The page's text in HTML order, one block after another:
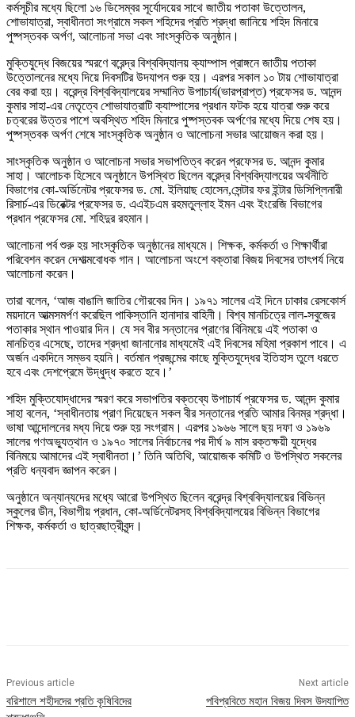
কর্মসূচীর মধ্যে ছিলো ১৬ ডিসেম্বর সূর্যোদয়ের সাথে জাতীয় পতাকা উত্তোলন,
শোভাযাত্রা, স্বাধীনতা সংগ্রামে সকল শহিদের প্রতি শ্রদ্ধা জানিয়ে শহিদ মিনারে
পুষ্পস্তবক অর্পণ, আলোচনা সভা এবং সাংস্কৃতিক অনুষ্ঠান।
মুক্তিযুদ্ধে বিজয়ের স্মরণে বরেন্দ্র বিশ্ববিদ্যালয় ক্যাম্পাস প্রাঙ্গনে জাতীয় পতাকা
উত্তোলনের মধ্যে দিয়ে দিবসটির উদযাপন শুরু হয়। এরপর সকাল ১০ টায় শোভাযাত্রা
বের করা হয়। বরেন্দ্র বিশ্ববিদ্যালয়ের সম্মানিত উপাচার্য(ভারপ্রাপ্ত) প্রফেসর ড. আনন্দ
কুমার সাহা-এর নেতৃত্বে শোভাযাত্রাটি ক্যাম্পাসের প্রধান ফটক হয়ে যাত্রা শুরু করে
চত্বরের উত্তর পাশে অবস্থিত শহিদ মিনারে পুষ্পস্তবক অর্পণের মধ্যে দিয়ে শেষ হয়।
পুষ্পস্তবক অর্পণ শেষে সাংস্কৃতিক অনুষ্ঠান ও আলোচনা সভার আয়োজন করা হয়।
সাংস্কৃতিক অনুষ্ঠান ও আলোচনা সভার সভাপতিত্ব করেন প্রফেসর ড. আনন্দ কুমার
সাহা। আলোচক হিসেবে অনুষ্ঠানে উপস্থিত ছিলেন বরেন্দ্র বিশ্ববিদ্যালয়ের অর্থনীতি
বিভাগের কো-অর্ডিনেটর প্রফেসর ড. মো. ইলিয়াছ হোসেন,সেন্টার ফর ইন্টার ডিসিপ্লিনারী
রিসার্চ-এর ডিরেক্টর প্রফেসর ড. এএইচএম রহমতুল্লাহ ইমন এবং ইংরেজি বিভাগের
প্রধান প্রফেসর মো. শহিদুর রহমান।
আলোচনা পর্ব শুরু হয় সাংস্কৃতিক অনুষ্ঠানের মাধ্যমে। শিক্ষক, কর্মকর্তা ও শিক্ষার্থীরা
পরিবেশন করেন দেশাত্মবোধক গান। আলোচনা অংশে বক্তারা বিজয় দিবসের তাৎপর্য নিয়ে
আলোচনা করেন।
তারা বলেন, ‘আজ বাঙালি জাতির গৌরবের দিন। ১৯৭১ সালের এই দিনে ঢাকার রেসকোর্স
ময়দানে আত্মসমর্পণ করেছিল পাকিস্তানি হানাদার বাহিনী। বিশ্ব মানচিত্রে লাল-সবুজের
পতাকার স্থান পাওয়ার দিন। যে সব বীর সন্তানের প্রাণের বিনিময়ে এই পতাকা ও
মানচিত্র এসেছে, তাদের শ্রদ্ধা জানানোর মাধ্যমেই এই দিবসের মহিমা প্রকাশ পাবে। এ
অর্জন একদিনে সম্ভব হয়নি। বর্তমান প্রজন্মের কাছে মুক্তিযুদ্ধের ইতিহাস তুলে ধরতে
হবে এবং দেশপ্রেমে উদ্ধুদ্ধ করতে হবে।’
শহিদ মুক্তিযোদ্ধাদের স্মরণ করে সভাপতির বক্তব্যে উপাচার্য প্রফেসর ড. আনন্দ কুমার
সাহা বলেন, ‘স্বাধীনতায় প্রাণ দিয়েছেন সকল বীর সন্তানের প্রতি আমার বিনম্র শ্রদ্ধা।
ভাষা আন্দোলনের মধ্য দিয়ে শুরু হয় সংগ্রাম। এরপর ১৯৬৬ সালে ছয় দফা ও ১৯৬৯
সালের গণঅভ্যুত্থান ও ১৯৭০ সালের নির্বাচনের পর দীর্ঘ ৯ মাস রক্তক্ষয়ী যুদ্ধের
বিনিময়ে আমাদের এই স্বাধীনতা।’ তিনি অতিথি, আয়োজক কমিটি ও উপস্থিত সকলের
প্রতি ধন্যবাদ জ্ঞাপন করেন।
অনুষ্ঠানে অন্যান্যদের মধ্যে আরো উপস্থিত ছিলেন বরেন্দ্র বিশ্ববিদ্যালয়ের বিভিন্ন
স্কুলের ডীন, বিভাগীয় প্রধান, কো-অর্ডিনেটরসহ বিশ্ববিদ্যালয়ের বিভিন্ন বিভাগের
শিক্ষক, কর্মকর্তা ও ছাত্রছাত্রীবৃন্দ।
Previous article
বরিশালে শহীদদের প্রতি কৃষিবিদের
Next article
পবিপ্রবিতে মহান বিজয় দিবস উদযাপিত